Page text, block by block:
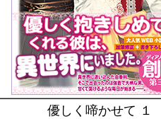
優しく啼かせて １